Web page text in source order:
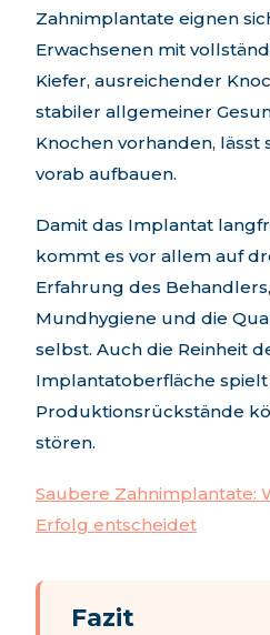
Zahnimplantate eignen
Erwachsenen mit
Kiefer, ausreichender
stabiler allgemeiner
Knochen vorhanden, lässt
vorab aufbauen.
Damit das Implantat
kommt es vor allem auf
Erfahrung des
Mundhygiene und die
selbst. Auch die Reinheit
Implantatoberfläche spielt
Produktionsrückstände
stören.
Saubere Zahnimplantate:
Erfolg entscheidet
Fazit